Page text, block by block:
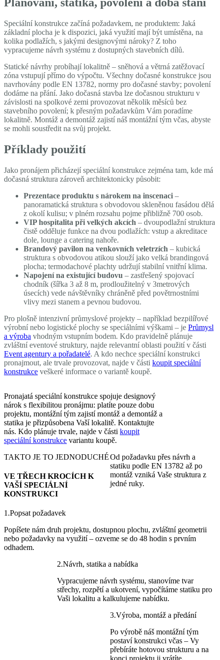
Plánování, statika, povolení a doba stání
Speciální konstrukce začíná požadavkem, ne produktem: Jaká
základní plocha je k dispozici, jaká využití mají být umístěna, na
kolika podlažích, s jakými designovými nároky? Z toho
vypracujeme návrh systému z dostupných stavebních dílů.
Statické návrhy probíhají lokalitně – sněhová a větrná zatěžovací
zóna vstupují přímo do výpočtu. Všechny dočasné konstrukce jsou
navrhovány podle EN 13782, normy pro dočasné stavby; povolení
dodáme na přání. Jako dočasná stavba lze dočasnou strukturu v
závislosti na spolkové zemi provozovat několik měsíců bez
stavebního povolení; k přesným požadavkům Vám poradíme
lokalitně. Montáž a demontáž zajistí náš montážní tým včas, abyste
se mohli soustředit na svůj projekt.
Příklady použití
Jako pronájem přicházejí speciální konstrukce zejména tam, kde má
dočasná struktura zároveň architektonicky působit:
Prezentace produktu s nárokem na inscenaci –
panoramatická struktura s obvodovou skleněnou fasádou dělá
z okolí kulisu; v plném rozsahu pojme přibližně 700 osob.
VIP hospitalita při velkých akcích – dvoupodlažní struktura
čistě odděluje funkce na dvou podlažích: vstup a akreditace
dole, lounge a catering nahoře.
Brandový pavilon na venkovních veletrzích – kubická
struktura s obvodovou atikou slouží jako velká brandingová
plocha; termodachové plachty udržují stabilní vnitřní klima.
Napojení na existující budovu – zastřešený spojovací
chodník (šířka 3 až 8 m, prodloužitelný v 3metrových
úsecích) vede návštěvníky chráněně před povětrnostními
vlivy mezi stanem a pevnou budovou.
Pro plošně intenzivní průmyslové projekty – například bezpilířové
výrobní nebo logistické plochy se speciálními výškami – je Průmysl
a výroba vhodným vstupním bodem. Kdo pravidelně plánuje
zvláštní eventové struktury, najde relevantní oblasti použití v části
Event agentury a pořadatelé. A kdo nechce speciální konstrukci
pronajmout, ale trvale provozovat, najde v části koupit speciální
konstrukce veškeré informace o variantě koupě.
Pronajatá speciální konstrukce spojuje designový
nárok s flexibilitou pronájmu: platíte pouze dobu
projektu, montážní tým zajistí montáž a demontáž a
statika je přizpůsobena Vaší lokalitě. Kontaktujte
nás. Kdo plánuje trvale, najde v části koupit
speciální konstrukce variantu koupě.
TAKTO JE TO JEDNODUCHÉ
VE TŘECH KROCÍCH K
VAŠÍ SPECIÁLNÍ
KONSTRUKCI
Od požadavku přes návrh a
statiku podle EN 13782 až po
montáž vzniká Vaše struktura z
jedné ruky.
1.Popsat požadavek
Popíšete nám druh projektu, dostupnou plochu, zvláštní geometrii
nebo požadavky na využití – ozveme se do 48 hodin s prvním
odhadem.
2.Návrh, statika a nabídka
Vypracujeme návrh systému, stanovíme tvar
střechy, rozpětí a ukotvení, vypočítáme statiku pro
Vaši lokalitu a kalkulujeme nabídku.
3.Výroba, montáž a předání
Po výrobě náš montážní tým
postaví konstrukci včas – Vy
přebíráte hotovou strukturu a na